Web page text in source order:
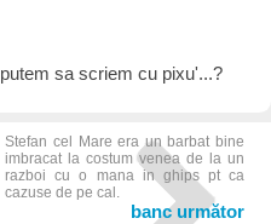
sa scriem cu pixu'...?
Stefan cel Mare era un barbat bine
imbracat la costum venea de la un
razboi cu o mana in ghips pt ca
cazuse de pe cal.
banc următor